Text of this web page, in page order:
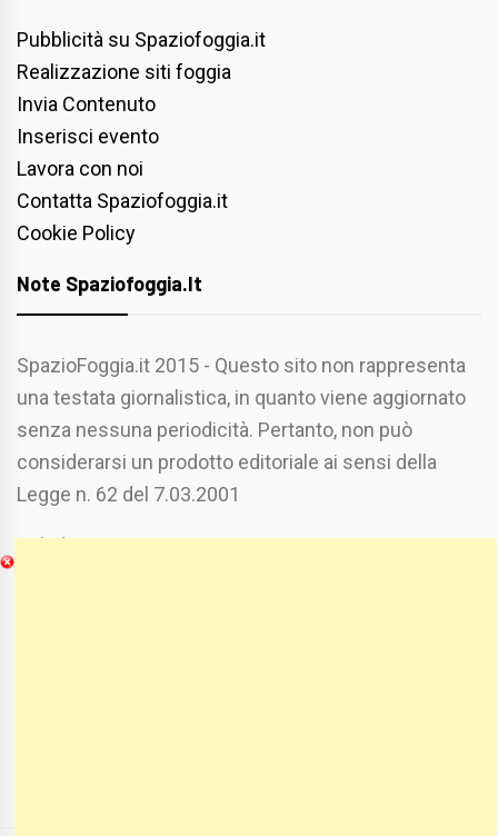
Pubblicità su Spaziofoggia.it
Realizzazione siti foggia
Invia Contenuto
Inserisci evento
Lavora con noi
Contatta Spaziofoggia.it
Cookie Policy
Note Spaziofoggia.it
SpazioFoggia.it 2015 - Questo sito non rappresenta
una testata giornalistica, in quanto viene aggiornato
senza nessuna periodicità. Pertanto, non può
considerarsi un prodotto editoriale ai sensi della
Legge n. 62 del 7.03.2001
Chi Siamo